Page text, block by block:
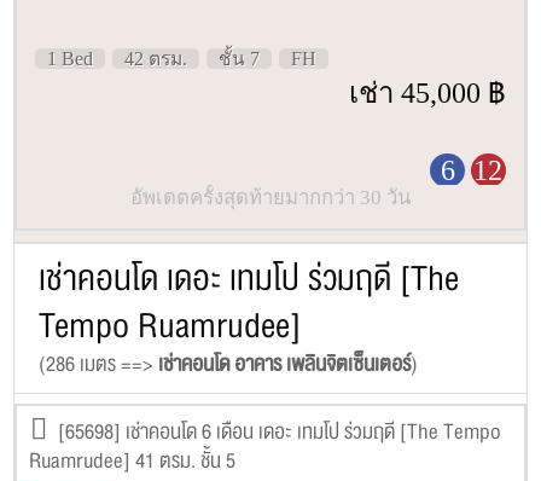
1 Bed 42 ตรม. ชั้น 7 FH
เช่า 45,000 ฿
6 12
อัพเดตครั้งสุดท้ายมากกว่า 30 วัน
เช่าคอนโด เดอะ เทมโป ร่วมฤดี [The
Tempo Ruamrudee]
(286 เมตร ==> เช่าคอนโด อาคาร เพลินจิตเซ็นเตอร์)
[65698] เช่าคอนโด 6 เดือน เดอะ เทมโป ร่วมฤดี [The Tempo
Ruamrudee] 41 ตรม. ชั้น 5